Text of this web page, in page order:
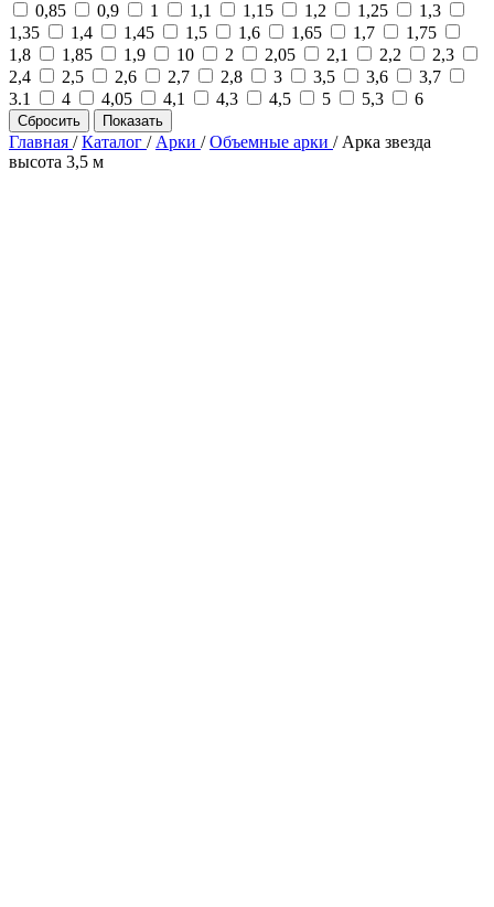
0,85
0,9 1 1,1 1,15 1,2 1,25
1,3
1,35
1,4 1,45 1,5 1,6 1,65 1,7
1,75
1,8
1,85 1,9 10 2 2,05 2,1 2,2
2,3
2,4
2,5 2,6 2,7 2,8 3 3,5 3,6
3,7
3.1
4 4,05 4,1 4,3 4,5 5 5,3 6
Сбросить Показать
Главная /Каталог / Арки /Объемные арки / Арка звезда
высота 3,5 м